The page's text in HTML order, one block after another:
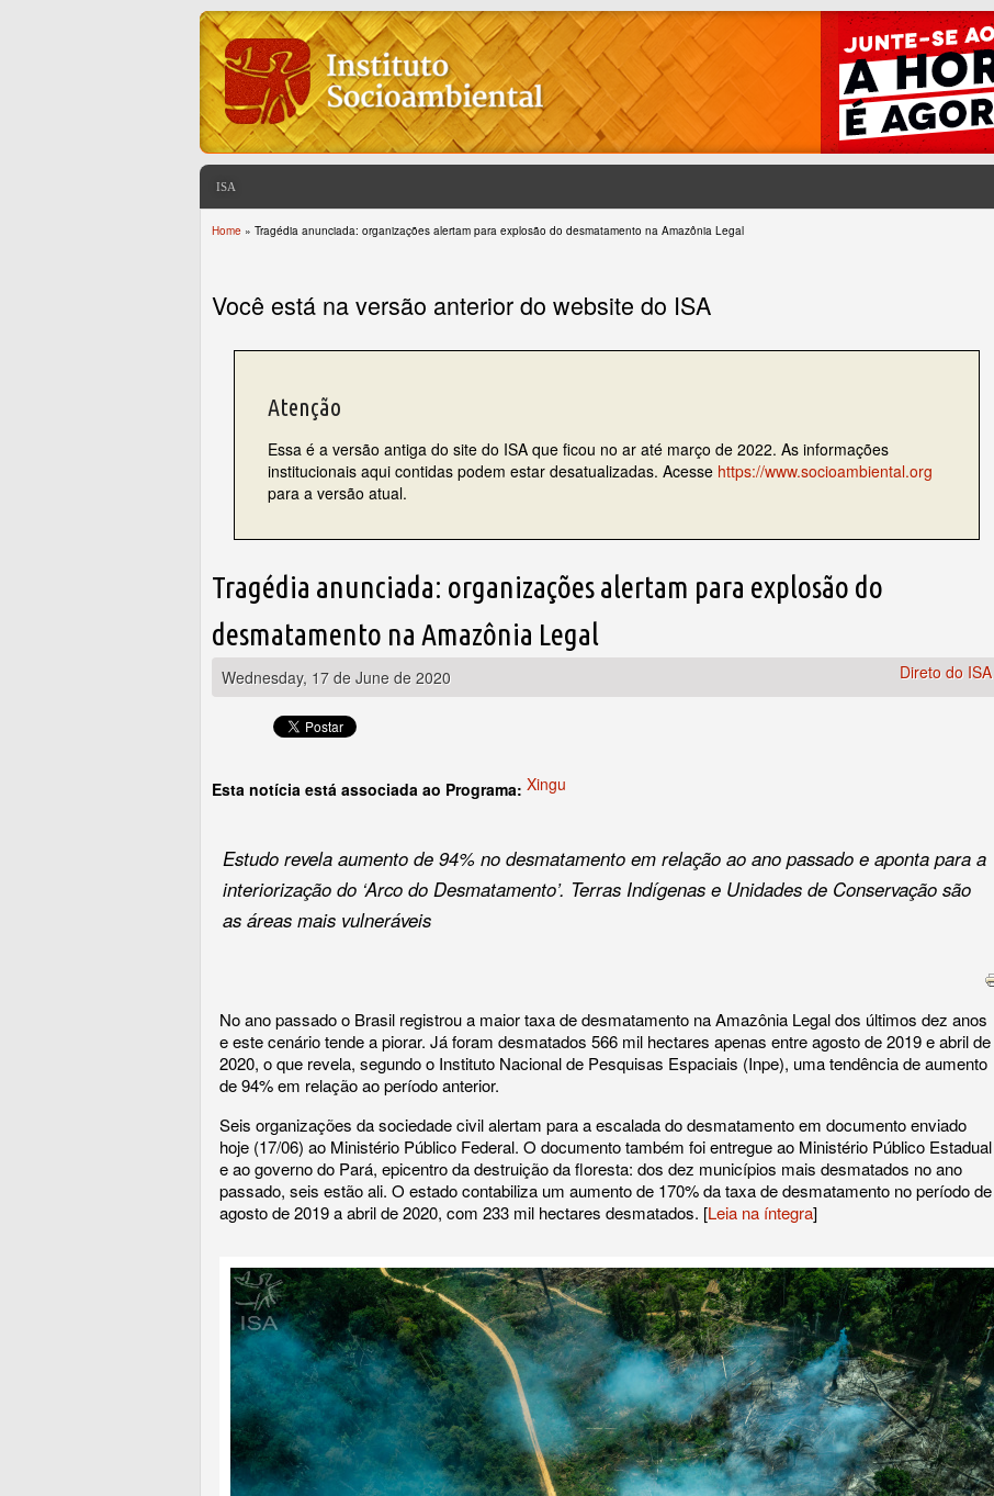
ISA
Home » Tragédia anunciada: organizações alertam para explosão do desmatamento na Amazônia Legal
Você está na versão anterior do website do ISA
Atenção
Essa é a versão antiga do site do ISA que ficou no ar até março de 2022. As informações
institucionais aqui contidas podem estar desatualizadas. Acesse https://www.socioambiental.org
para a versão atual.
Tragédia anunciada: organizações alertam para explosão do
desmatamento na Amazônia Legal
Wednesday, 17 de June de 2020 Direto do ISA
Esta notícia está associada ao Programa: Xingu
Estudo revela aumento de 94% no desmatamento em relação ao ano passado e aponta para a
interiorização do ‘Arco do Desmatamento’. Terras Indígenas e Unidades de Conservação são
as áreas mais vulneráveis
No ano passado o Brasil registrou a maior taxa de desmatamento na Amazônia Legal dos últimos dez anos
e este cenário tende a piorar. Já foram desmatados 566 mil hectares apenas entre agosto de 2019 e abril de
2020, o que revela, segundo o Instituto Nacional de Pesquisas Espaciais (Inpe), uma tendência de aumento
de 94% em relação ao período anterior.
Seis organizações da sociedade civil alertam para a escalada do desmatamento em documento enviado
hoje (17/06) ao Ministério Público Federal. O documento também foi entregue ao Ministério Público Estadual
e ao governo do Pará, epicentro da destruição da floresta: dos dez municípios mais desmatados no ano
passado, seis estão ali. O estado contabiliza um aumento de 170% da taxa de desmatamento no período de
agosto de 2019 a abril de 2020, com 233 mil hectares desmatados. [Leia na íntegra]